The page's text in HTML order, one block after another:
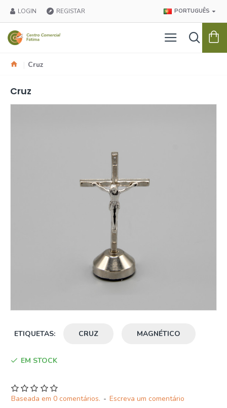
LOGIN REGISTAR PORTUGUÊS
Cruz
Cruz
ETIQUETAS: CRUZ MAGNÉTICO
EM STOCK
Baseada em 0 comentários. - Escreva um comentário